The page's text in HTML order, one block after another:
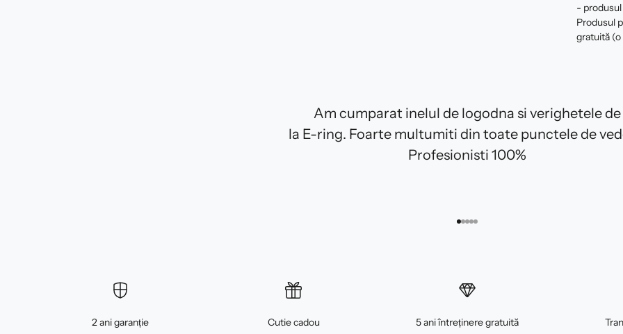
-
Produsul
gratuită (o
Am cumparat inelul de logodna si verighetele de
la E-ring. Foarte multumiti din toate punctele de
Profesionisti 100%
Mergi la articolul 1
Mergi la articolul 2
Mergi la articolul 3
Mergi la articolul 4
Mergi la articolul 5
2 ani garanție Cutie cadou 5 ani întreținere gratuită